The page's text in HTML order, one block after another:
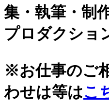
集・執筆・制
プロダクショ
※お仕事のご
わせは等はこ